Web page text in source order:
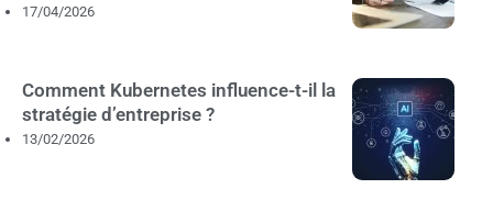
17/04/2026
Comment Kubernetes influence-t-il la
stratégie d’entreprise ?
13/02/2026